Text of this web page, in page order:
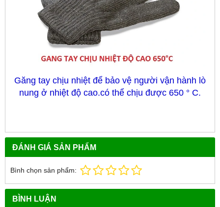
Găng tay chịu nhiệt để bảo vệ người vận hành lò
nung ở nhiệt độ cao.có thể chịu được 650 ° C.
ĐÁNH GIÁ SẢN PHẨM
Bình chọn sản phẩm:
BÌNH LUẬN